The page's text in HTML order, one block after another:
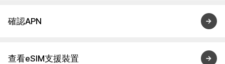
確認APN
查看eSIM支援裝置